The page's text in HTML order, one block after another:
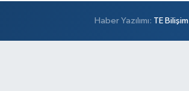
Haber Yazılımı: TE Bilişim